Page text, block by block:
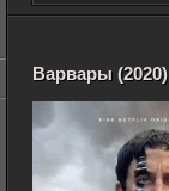
Варвары (2020)